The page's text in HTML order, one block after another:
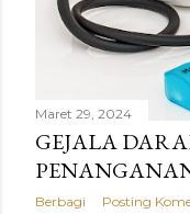
Maret 29, 2024
GEJALA
Berbagi Posting